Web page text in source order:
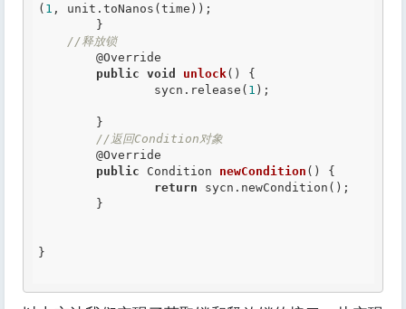
( 1 , unit.toNanos(time));
//释放锁
@Override
public void unlock() {
		sycn.release(
1 );
//返回Condition对象
@Override
public Condition newCondition () {
return sycn.newCondition();
}